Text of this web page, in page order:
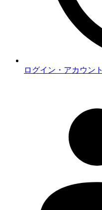
ログイン・アカウント